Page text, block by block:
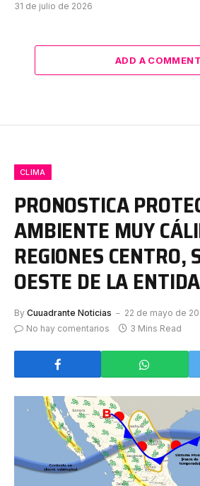
31 de julio de 2026
ADD A COMMENT
CLIMA
PRONOSTICA
AMBIENTE MUY
REGIONES CENTRO,
OESTE DE LA
By Cuuadrante Noticias
22 de mayo de
No hay comentarios
3 Mins Read